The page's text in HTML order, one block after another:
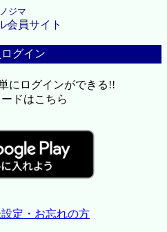
ノジマ
会員サイト
グイン
にログインができる!!
ドはこちら
定・お忘れの方